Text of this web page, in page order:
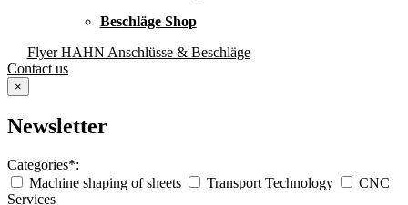
Beschläge Shop
Flyer HAHN Anschlüsse & Beschläge
Contact us
×
Newsletter
Categories*:
Machine shaping of sheets
Transport Technology
CNC
Services